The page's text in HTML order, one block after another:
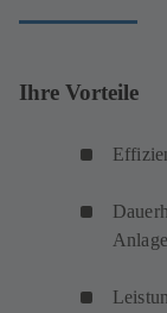
Ihre Vorteile
Anlage